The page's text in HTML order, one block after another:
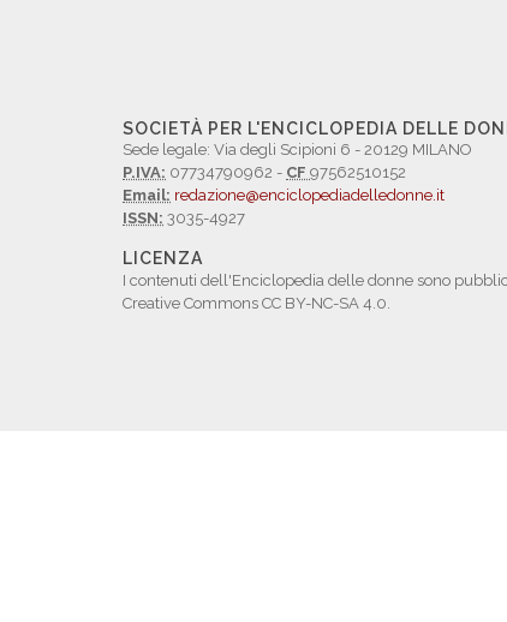
SOCIETÀ PER L'ENCICLOPEDIA DELLE
Sede legale: Via degli Scipioni 6 - 20129 MILANO
P.IVA: 07734790962 - CF 97562510152
Email: redazione@enciclopediadelledonne.it
ISSN: 3035-4927
LICENZA
I contenuti dell'Enciclopedia delle donne sono
Creative Commons CC BY-NC-SA 4.0.